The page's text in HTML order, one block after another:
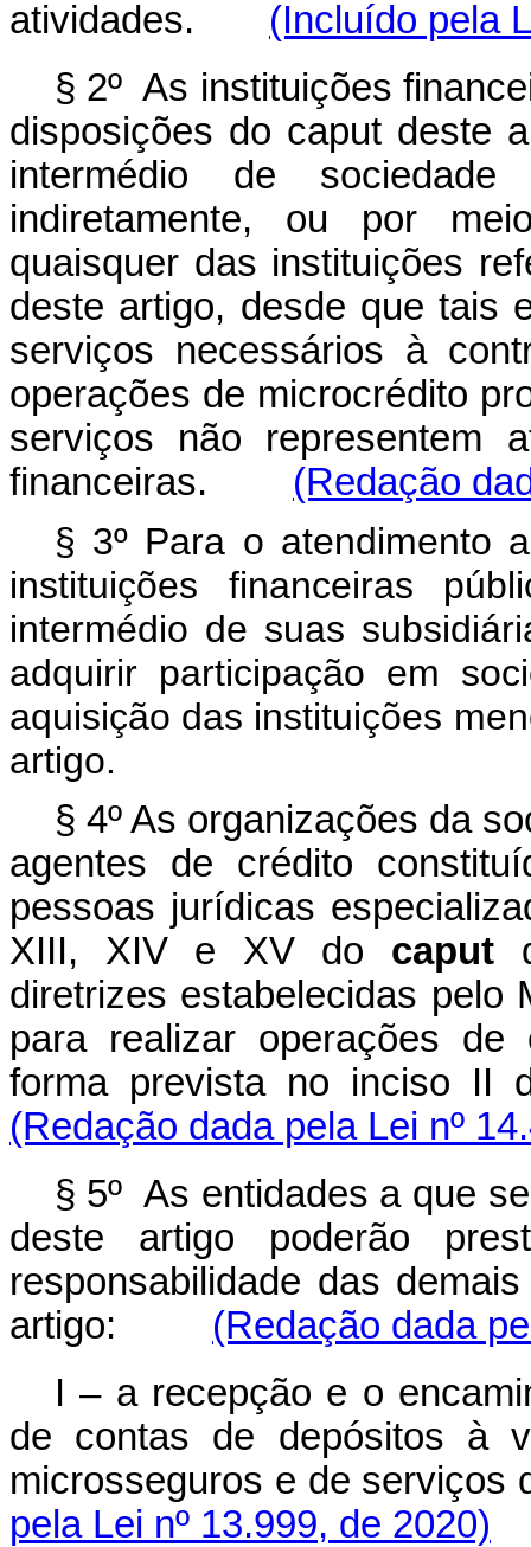
atividades.
(Incluído pela
§ 2º As instituições
disposições do caput deste
intermédio de
indiretamente, ou por
quaisquer das instituições
deste artigo, desde que tais
serviços necessários à
operações de microcrédito
serviços não representem
financeiras.
(Redação
§ 3º Para o atendimento
instituições financeiras
intermédio de suas
adquirir participação em
aquisição das instituições
artigo.
§ 4º As organizações da
agentes de crédito
pessoas jurídicas
XIII, XIV e XV do caput
diretrizes estabelecidas pelo
para realizar operações
forma prevista no inciso II
(Redação dada pela Lei nº
§ 5º As entidades a que
deste artigo poderão
responsabilidade das
artigo:
(Redação dada
I – a recepção e o
de contas de depósitos à
microsseguros e de serviços
pela Lei nº 13.999, de 2020)